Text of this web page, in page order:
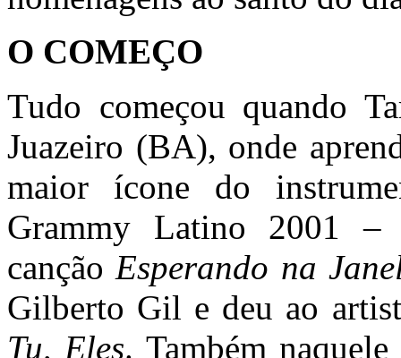
O COMEÇO
Tudo começou quando
Juazeiro (BA), onde
maior ícone do
Grammy Latino 2001
cançãoEsperando na
Gilberto Gil e deu ao
Tu, Eles. Também